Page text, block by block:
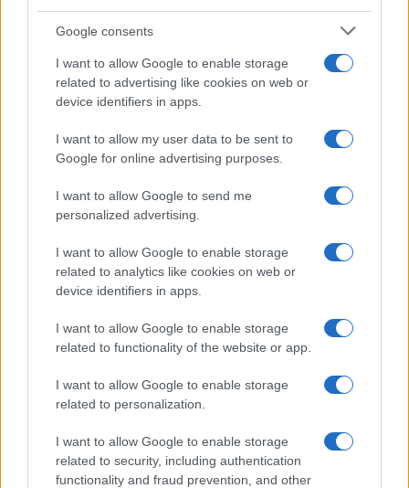
Google consents
I want to allow Google to enable storage
related to advertising like cookies on web or
device identifiers in apps.
I want to allow my user data to be sent to
Google for online advertising purposes.
I want to allow Google to send me
personalized advertising.
I want to allow Google to enable storage
related to analytics like cookies on web or
device identifiers in apps.
I want to allow Google to enable storage
related to functionality of the website or app.
I want to allow Google to enable storage
related to personalization.
I want to allow Google to enable storage
related to security, including authentication
functionality and fraud prevention, and other
Forbes: Ισχυρότερες γυναίκες στον κόσμο οι Μέρκελ,
10/12/2020 - 3:56μμ